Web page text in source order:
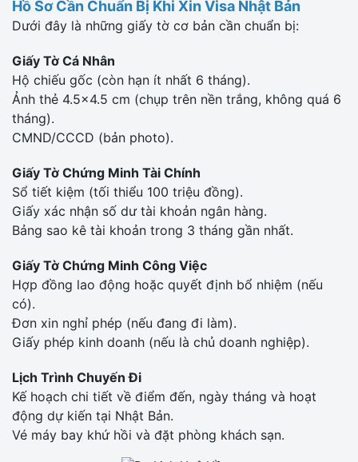
Hồ Sơ Cần Chuẩn Bị Khi Xin Visa Nhật Bản
Dưới đây là những giấy tờ cơ bản cần chuẩn bị:
Giấy Tờ Cá Nhân
Hộ chiếu gốc (còn hạn ít nhất 6 tháng).
Ảnh thẻ 4.5x4.5 cm (chụp trên nền trắng, không quá 6
tháng).
CMND/CCCD (bản photo).
Giấy Tờ Chứng Minh Tài Chính
Sổ tiết kiệm (tối thiểu 100 triệu đồng).
Giấy xác nhận số dư tài khoản ngân hàng.
Bảng sao kê tài khoản trong 3 tháng gần nhất.
Giấy Tờ Chứng Minh Công Việc
Hợp đồng lao động hoặc quyết định bổ nhiệm (nếu
có).
Đơn xin nghỉ phép (nếu đang đi làm).
Giấy phép kinh doanh (nếu là chủ doanh nghiệp).
Lịch Trình Chuyến Đi
Kế hoạch chi tiết về điểm đến, ngày tháng và hoạt
động dự kiến tại Nhật Bản.
Vé máy bay khứ hồi và đặt phòng khách sạn.